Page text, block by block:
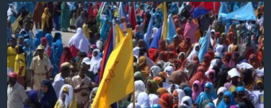
WICITAANKA DHAGEYSTAHA
HIBADA IYO HAL ABUURKA
FAAQIDAADDA TODDOBAADKA
DHEXTAALKA TODDOBAADKA
Luqadaha